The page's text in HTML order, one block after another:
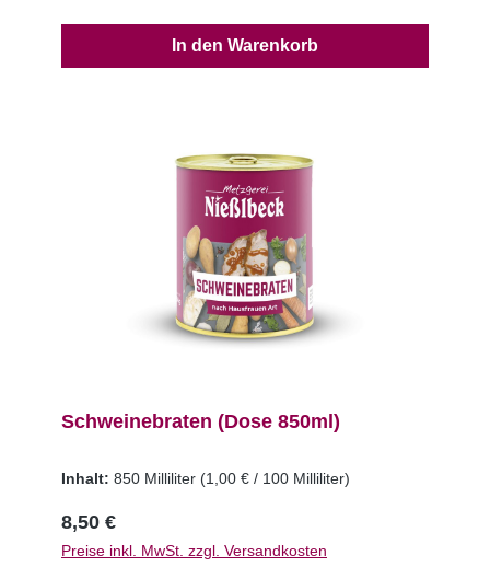
In den Warenkorb
Schweinebraten (Dose 850ml)
Inhalt: 850 Milliliter (1,00 € / 100 Milliliter)
8,50 €
Preise inkl. MwSt. zzgl. Versandkosten